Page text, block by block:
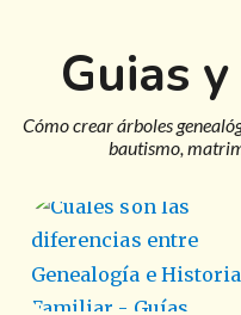
Guias
Cómo crear árboles
bautismo,